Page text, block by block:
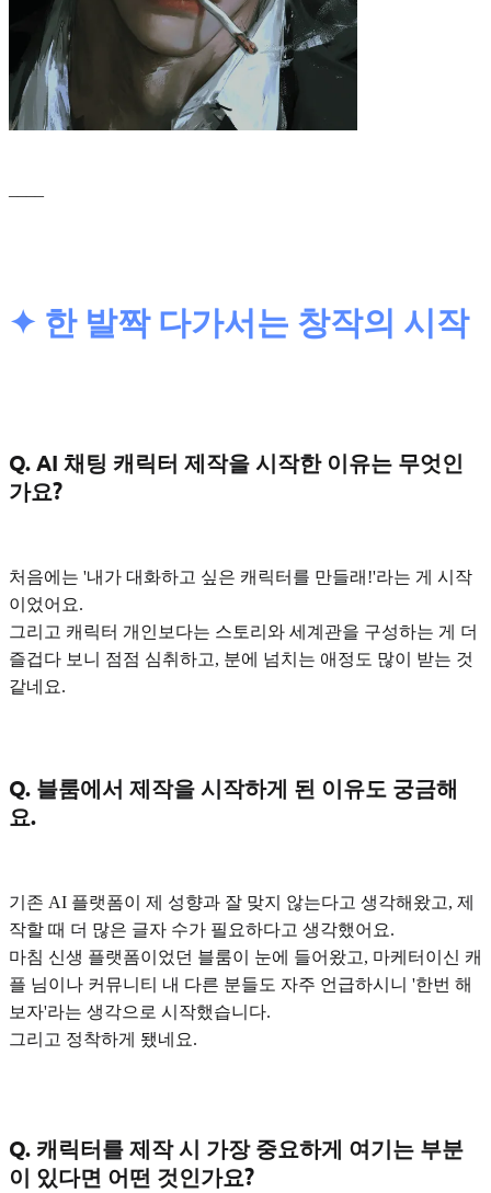
✦ 한 발짝 다가서는 창작의 시작
Q. AI 채팅 캐릭터 제작을 시작한 이유는 무엇인
가요?
처음에는 '내가 대화하고 싶은 캐릭터를 만들래!'라는 게 시작
이었어요.
그리고 캐릭터 개인보다는 스토리와 세계관을 구성하는 게 더
즐겁다 보니 점점 심취하고, 분에 넘치는 애정도 많이 받는 것
같네요.
Q. 블룸에서 제작을 시작하게 된 이유도 궁금해
요.
기존 AI 플랫폼이 제 성향과 잘 맞지 않는다고 생각해왔고, 제
작할 때 더 많은 글자 수가 필요하다고 생각했어요.
마침 신생 플랫폼이었던 블룸이 눈에 들어왔고, 마케터이신 캐
플 님이나 커뮤니티 내 다른 분들도 자주 언급하시니 '한번 해
보자'라는 생각으로 시작했습니다.
그리고 정착하게 됐네요.
Q. 캐릭터를 제작 시 가장 중요하게 여기는 부분
이 있다면 어떤 것인가요?